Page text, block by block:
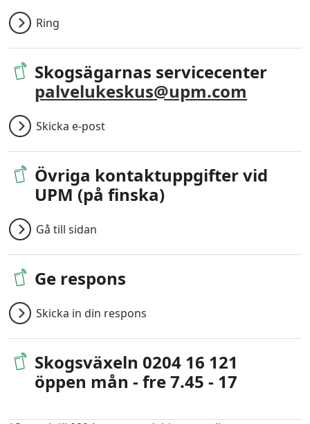
Ring
Skogsägarnas servicecenter
palvelukeskus@upm.com
Skicka e-post
Övriga kontaktuppgifter vid
UPM (på finska)
Gå till sidan
Ge respons
Skicka in din respons
Skogsväxeln 0204 16 121
öppen mån - fre 7.45 - 17